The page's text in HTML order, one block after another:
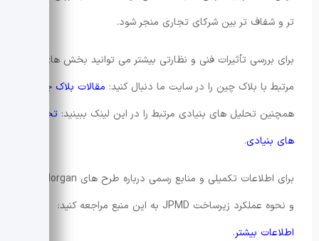
تر و شفاف تر بین شرکای تجاری منجر شود.
برای بررسی تأثیرات فنی و نظارتی بیشتر می توانید بخش های
مرتبط با بلاک چین را در سایت ما دنبال کنید: مقالات بلاک چین
همچنین تحلیل های بنیادی مرتبط را در این لینک ببینید: تحلیل
های بنیادی.
برای اطلاعات تکمیلی و منابع رسمی درباره طرح های JPMorgan
و نحوه عملکرد زیرساخت JPMD به این منبع مراجعه کنید:
اطلاعات بیشتر.